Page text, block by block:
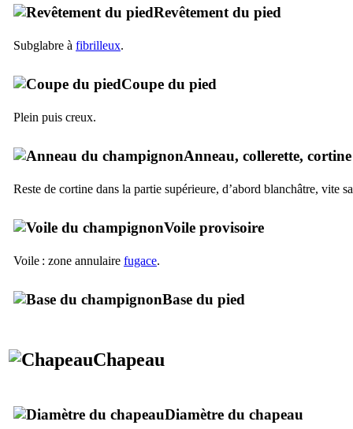
Revêtement du pied
Subglabre à fibrilleux.
Coupe du pied
Plein puis creux.
Anneau, collerette, cortine
Reste de cortine dans la partie supérieure, d’abord blanchâtre, vite
Voile provisoire
Voile : zone annulaire fugace.
Base du pied
Chapeau
Diamètre du chapeau